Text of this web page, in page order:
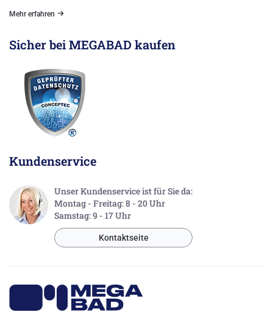
Mehr erfahren
Sicher bei MEGABAD kaufen
Kundenservice
Unser Kundenservice ist für Sie da:
Montag - Freitag: 8 - 20 Uhr
Samstag: 9 - 17 Uhr
Kontaktseite